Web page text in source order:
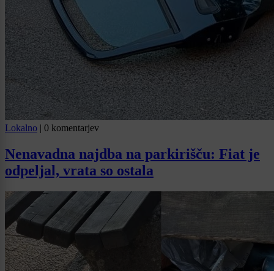
Lokalno | 0 komentarjev
Nenavadna najdba na parkirišču: Fiat je
odpeljal, vrata so ostala